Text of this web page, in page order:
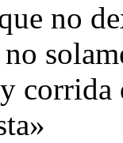
no
corrida